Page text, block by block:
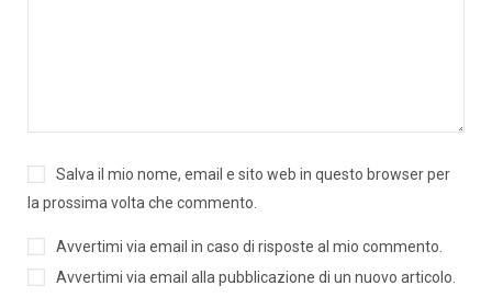
Salva il mio nome, email e sito web in questo browser per
la prossima volta che commento.
Avvertimi via email in caso di risposte al mio commento.
Avvertimi via email alla pubblicazione di un nuovo articolo.